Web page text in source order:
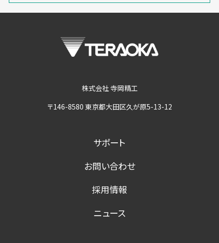
株式会社 寺岡精工
〒146-8580 東京都大田区久が原5-13-12
サポート
お問い合わせ
採用情報
ニュース